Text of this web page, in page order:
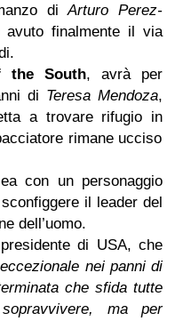
diArturo Perez-
finalmente il via
the South, avrà per
di Teresa Mendoza,
a trovare rifugio in
rimane ucciso
con un personaggio
il leader del
dell’uomo.
di USA, che
nei panni di
che sfida tutte
ma per